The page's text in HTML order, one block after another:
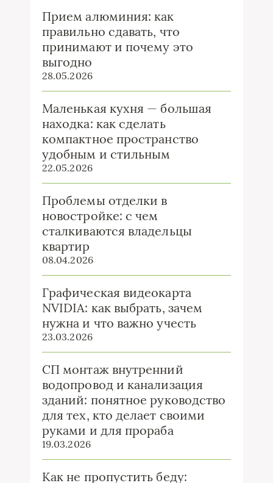
Прием алюминия: как
правильно сдавать, что
принимают и почему это
выгодно
28.05.2026
Маленькая кухня — большая
находка: как сделать
компактное пространство
удобным и стильным
22.05.2026
Проблемы отделки в
новостройке: с чем
сталкиваются владельцы
квартир
08.04.2026
Графическая видеокарта
NVIDIA: как выбрать, зачем
нужна и что важно учесть
23.03.2026
СП монтаж внутренний
водопровод и канализация
зданий: понятное руководство
для тех, кто делает своими
руками и для прораба
19.03.2026
Как не пропустить беду: